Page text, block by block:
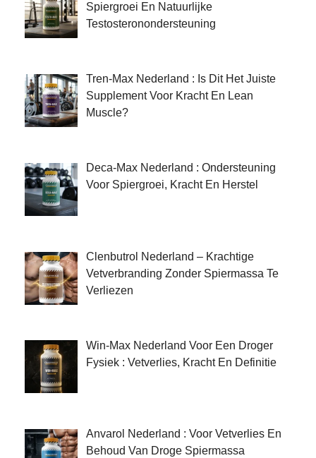
Spiergroei En Natuurlijke
Testosteronondersteuning
Tren-Max Nederland : Is Dit Het Juiste
Supplement Voor Kracht En Lean
Muscle?
Deca-Max Nederland : Ondersteuning
Voor Spiergroei, Kracht En Herstel
Clenbutrol Nederland – Krachtige
Vetverbranding Zonder Spiermassa Te
Verliezen
Win-Max Nederland Voor Een Droger
Fysiek : Vetverlies, Kracht En Definitie
Anvarol Nederland : Voor Vetverlies En
Behoud Van Droge Spiermassa